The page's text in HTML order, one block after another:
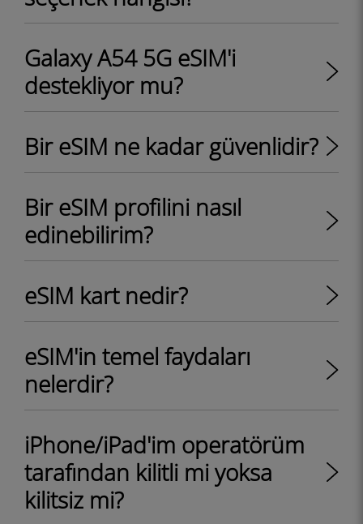
Galaxy A54 5G eSIM'i
destekliyor mu?
Bir eSIM ne kadar güvenlidir?
Bir eSIM profilini nasıl
edinebilirim?
eSIM kart nedir?
eSIM'in temel faydaları
nelerdir?
iPhone/iPad'im operatörüm
tarafından kilitli mi yoksa
kilitsiz mi?